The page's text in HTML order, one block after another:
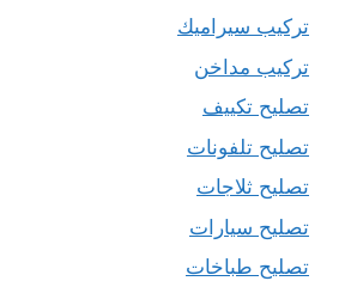
تركيب سيراميك
تركيب مداخن
تصليح تكييف
تصليح تلفونات
تصليح ثلاجات
تصليح سيارات
تصليح طباخات